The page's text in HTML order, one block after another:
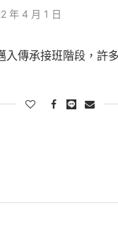
年 4 月 1 日
入傳承接班階段，許